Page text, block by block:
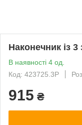
Наконечник із
В наявності 4 од.
Код: 423725.3P
915 ₴